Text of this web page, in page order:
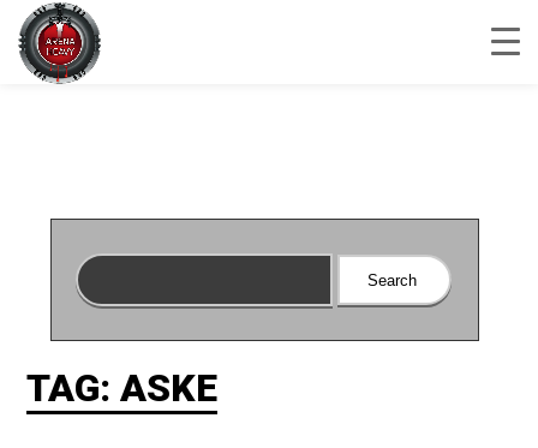
TAG: ASKE